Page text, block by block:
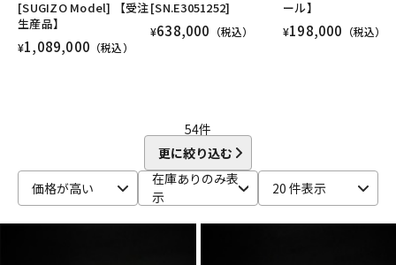
[SUGIZO Model] 【受注
生産品】
¥1,089,000 （税込）
[SN.E3051252]
¥638,000 （税込）
ール】
¥198,000 （税込）
54件
更に絞り込む
価格が高い
在庫ありのみ表
示
20 件表示